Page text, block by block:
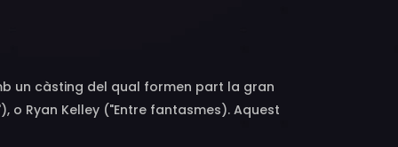
un càsting del qual formen part la gran
o Ryan Kelley ("Entre fantasmes). Aquest
i l'acceptació familiar. Una pel·lícula